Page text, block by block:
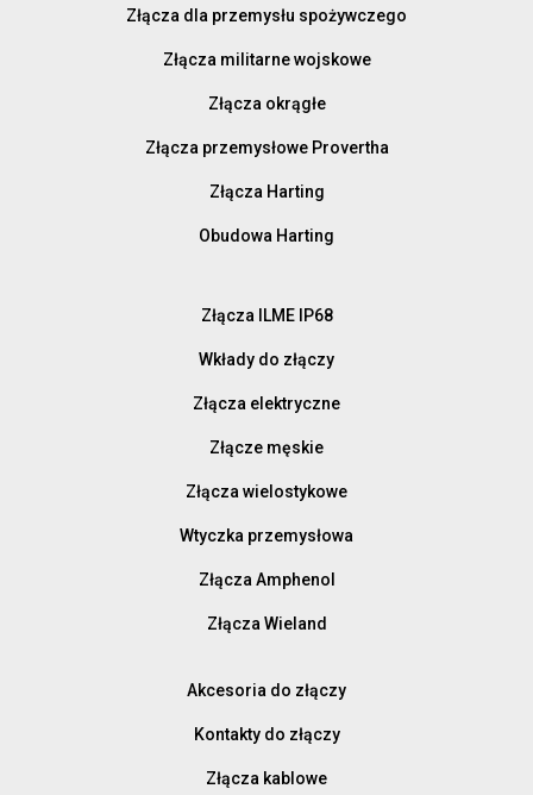
Złącza dla przemysłu spożywczego
Złącza militarne wojskowe
Złącza okrągłe
Złącza przemysłowe Provertha
Złącza Harting
Obudowa Harting
Złącza ILME IP68
Wkłady do złączy
Złącza elektryczne
Złącze męskie
Złącza wielostykowe
Wtyczka przemysłowa
Złącza Amphenol
Złącza Wieland
Akcesoria do złączy
Kontakty do złączy
Złącza kablowe